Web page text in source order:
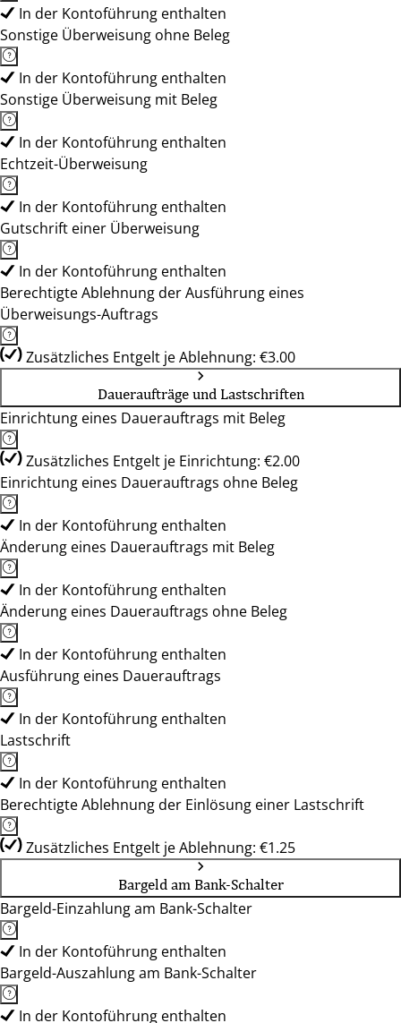
In der Kontoführung enthalten
Sonstige Überweisung ohne Beleg
In der Kontoführung enthalten
Sonstige Überweisung mit Beleg
In der Kontoführung enthalten
Echtzeit-Überweisung
In der Kontoführung enthalten
Gutschrift einer Überweisung
In der Kontoführung enthalten
Berechtigte Ablehnung der Ausführung eines
Überweisungs-Auftrags
Zusätzliches Entgelt je Ablehnung: €3.00
Daueraufträge und Lastschriften
Einrichtung eines Dauerauftrags mit Beleg
Zusätzliches Entgelt je Einrichtung: €2.00
Einrichtung eines Dauerauftrags ohne Beleg
In der Kontoführung enthalten
Änderung eines Dauerauftrags mit Beleg
In der Kontoführung enthalten
Änderung eines Dauerauftrags ohne Beleg
In der Kontoführung enthalten
Ausführung eines Dauerauftrags
In der Kontoführung enthalten
Lastschrift
In der Kontoführung enthalten
Berechtigte Ablehnung der Einlösung einer Lastschrift
Zusätzliches Entgelt je Ablehnung: €1.25
Bargeld am Bank-Schalter
Bargeld-Einzahlung am Bank-Schalter
In der Kontoführung enthalten
Bargeld-Auszahlung am Bank-Schalter
In der Kontoführung enthalten